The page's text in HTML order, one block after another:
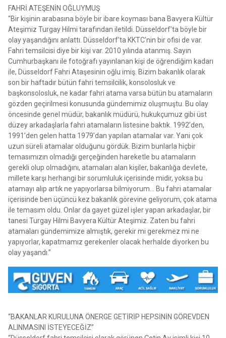
FAHRİ ATEŞENİN OĞLUYMUŞ
“Bir kişinin arabasına böyle bir ibare koyması bana Bavyera Kültür
Ateşimiz Turgay Hilmi tarafından iletildi. Düsseldorf’ta böyle bir
olay yaşandığını anlattı. Düsseldorf’ta KKTC’nin bir ofisi de var.
Fahri temsilcisi diye bir kişi var. 2010 yılında atanmış. Sayın
Cumhurbaşkanı ile fotoğrafı yayınlanan kişi de öğrendiğim kadarı
ile, Düsseldorf Fahri Ataşesinin oğlu imiş. Bizim bakanlık olarak
son bir haftadır bütün fahri temsilcilik, konsolosluk ve
başkonsolosluk, ne kadar fahri atama varsa bütün bu atamaların
gözden geçirilmesi konusunda gündemimiz oluşmuştu. Bu olay
öncesinde genel müdür, bakanlık müdürü, hukukçumuz gibi üst
düzey arkadaşlarla fahri atamaların listesine baktık. 1992’den,
1991’den gelen hatta 1979’dan yapılan atamalar var. Yani çok
uzun süreli atamalar olduğunu gördük. Bizim bunlarla hiçbir
temasımızın olmadığı gerçeğinden hareketle bu atamaların
gerekli olup olmadığını, atamaları alan kişiler, bakanlığa devlete,
millete karşı herhangi bir sorumluluk içerisinde midir, yoksa bu
atamayı alıp artık ne yapıyorlarsa bilmiyorum… Bu fahri atamalar
içerisinde ben üçüncü kez bakanlık görevine geliyorum, çok atama
ile temasım oldu. Onlar da gayet güzel işler yapan arkadaşlar, bir
tanesi Turgay Hilmi Bavyera Kültür Ateşimiz. Zaten bu fahri
atamaları gündemimize almıştık, gerekir mi gerekmez mi ne
yapıyorlar, kapatmamız gerekenler olacak herhalde diyorken bu
olay yaşandı.”
“BAKANLAR KURULUNA ÖNERGE GETİRİP HEPSİNİN GÖREVDEN
ALINMASINI İSTEYECEĞİZ”